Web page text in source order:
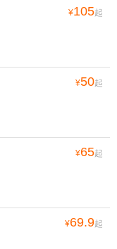
¥105起
¥50起
¥65起
¥69.9起